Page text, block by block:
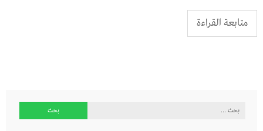
متابعة القراءة
البحث